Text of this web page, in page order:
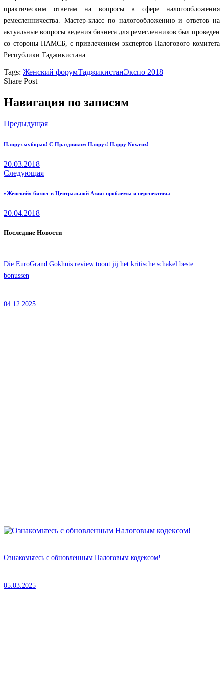
практическим ответам на вопросы в сфере налогообложения
ремесленничества. Мастер-класс по налогообложению и ответов на
актуальные вопросы ведения бизнеса для ремесленников был проведен
со стороны НАМСБ, с привлечением экспертов Налогового комитета
Республики Таджикистана.
Tags: Женский форумТаджикистанЭкспо 2018
Share Post
Навигация по записям
Предыдущая
Наврӯз муборак! С Праздником Навруз! Happy Nowruz!
20.03.2018
Следующая
«Женский» бизнес в Центральной Азии: проблемы и перспективы
20.04.2018
Последние Новости
Die EuroGrand Gokhuis review toont jij het kritische schakel beste
bonussen
04.12.2025
Ознакомьтесь с обновленным Налоговым кодексом!
05.03.2025